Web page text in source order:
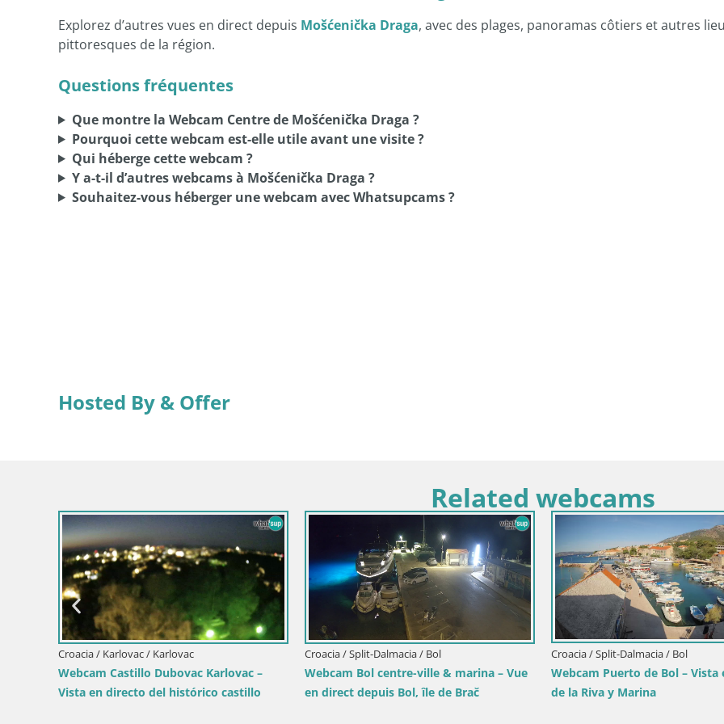
Explorez d’autres vues en direct depuis Mošćenička Draga, avec des plages, panoramas côtiers et autres
pittoresques de la région.
Questions fréquentes
Que montre la Webcam Centre de Mošćenička Draga ?
Pourquoi cette webcam est-elle utile avant une visite ?
Qui héberge cette webcam ?
Y a-t-il d’autres webcams à Mošćenička Draga ?
Souhaitez-vous héberger une webcam avec Whatsupcams ?
Hosted By & Offer
Related webcams
Croacia / Karlovac / Karlovac
Webcam Castillo Dubovac Karlovac –
Vista en directo del histórico castillo
Croacia / Split-Dalmacia / Bol
Webcam Bol centre-ville & marina – Vue
en direct depuis Bol, île de Brač
Croacia / Split-Dalmacia / Bol
Webcam Puerto de Bol – Vista
de la Riva y Marina